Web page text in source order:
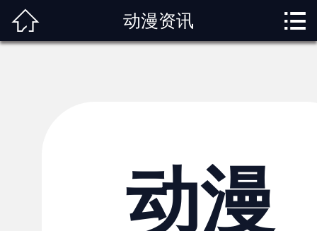
角色图鉴
内容服务
 动漫资讯 
动漫